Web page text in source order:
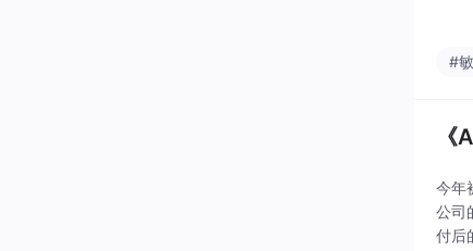
#
今年
公司
付后